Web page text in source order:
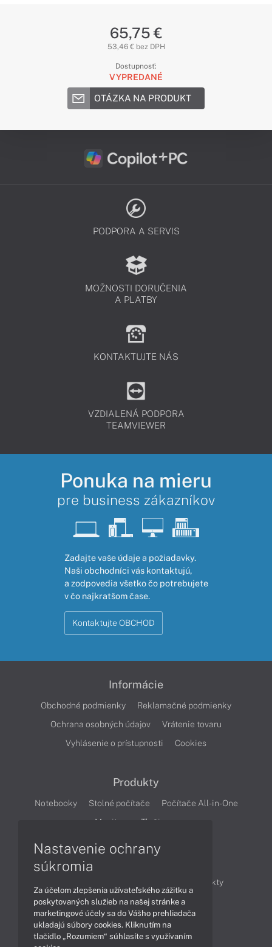
65,75 €
53,46 € bez DPH
Dostupnosť:
VYPREDANÉ
OTÁZKA NA PRODUKT
PODPORA A SERVIS
MOŽNOSTI DORUČENIA
A PLATBY
KONTAKTUJTE NÁS
VZDIALENÁ PODPORA
TEAMVIEWER
Ponuka na mieru
pre business zákazníkov
Zadajte vaše údaje a požiadavky.
Naši obchodníci vás kontaktujú,
a zodpovedia všetko čo potrebujete
v čo najkratšom čase.
Kontaktujte OBCHOD
Informácie
Obchodné podmienky
Reklamačné podmienky
Ochrana osobných údajov
Vrátenie tovaru
Vyhlásenie o prístupnosti
Cookies
Produkty
Notebooky Stolné počítače
Počítače All-in-One
Monitory
Tlačiarne
Produkty
Technológie
Videá
Obsah
Nastavenie ochrany
súkromia
Za účelom zlepšenia užívateľského zážitku a
poskytovaných služieb na našej stránke a
marketingové účely sa do Vášho prehliadača
ukladajú súbory cookies. Kliknutím na
tlačidlo „Rozumiem“ súhlasíte s využívaním